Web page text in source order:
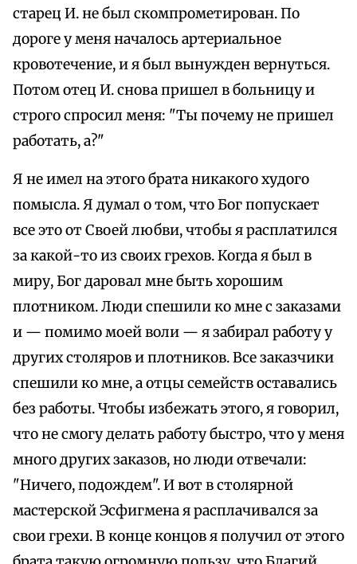
старец И. не был скомпрометирован. По
дороге у меня началось артериальное
кровотечение, и я был вынужден вернуться.
Потом отец И. снова пришел в больницу и
строго спросил меня: "Ты почему не пришел
работать, а?"
Я не имел на этого брата никакого худого
помысла. Я думал о том, что Бог попускает
все это от Своей любви, чтобы я расплатился
за какой-то из своих грехов. Когда я был в
миру, Бог даровал мне быть хорошим
плотником. Люди спешили ко мне с заказами
и — помимо моей воли — я забирал работу у
других столяров и плотников. Все заказчики
спешили ко мне, а отцы семейств оставались
без работы. Чтобы избежать этого, я говорил,
что не смогу делать работу быстро, что у меня
много других заказов, но люди отвечали:
"Ничего, подождем". И вот в столярной
мастерской Эсфигмена я расплачивался за
свои грехи. В конце концов я получил от этого